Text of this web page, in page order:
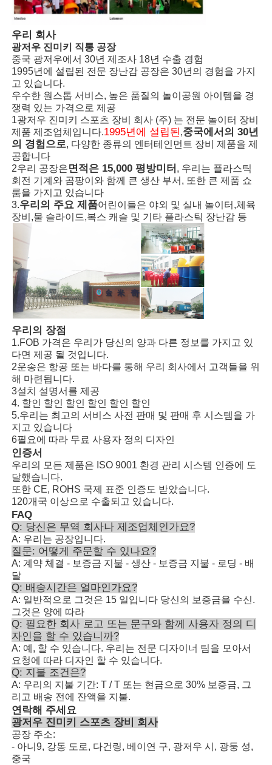
큰 물 슬라이드
워터파크 장비
로프 클라이밍 놀이터
목재 놀이터 장비
우리 회사
광저우 진미키 직통 공장
중국 광저우에서 30년 제조사 18년 수출 경험
1995년에 설립된 전문 장난감 공장은 30년의 경험을 가지
고 있습니다.
우수한 원스톱 서비스, 높은 품질의 놀이공원 아이템을 경
쟁력 있는 가격으로 제공
1광저우 진미키 스포츠 장비 회사 (주) 는 전문 놀이터 장비
제품 제조업체입니다.1995년에 설립된 ,중국에서의 30년
의 경험으로, 다양한 종류의 엔터테인먼트 장비 제품을 제
공합니다
2우리 공장은면적은 15,000 평방미터 , 우리는 플라스틱
회전 기계와 곰팡이와 함께 큰 생산 부서, 또한 큰 제품 쇼
룸을 가지고 있습니다
3.우리의 주요 제품어린이들은 야외 및 실내 놀이터,체육
장비,물 슬라이드,복스 캐슬 및 기타 플라스틱 장난감 등
우리의 장점
1.FOB 가격은 우리가 당신의 양과 다른 정보를 가지고 있
다면 제공 될 것입니다.
2운송은 항공 또는 바다를 통해 우리 회사에서 고객들을 위
해 마련됩니다.
3설치 설명서를 제공
4. 할인 할인 할인 할인 할인 할인
5.우리는 최고의 서비스 사전 판매 및 판매 후 시스템을 가
지고 있습니다
6필요에 따라 무료 사용자 정의 디자인
인증서
우리의 모든 제품은 ISO 9001 환경 관리 시스템 인증에 도
달했습니다.
또한 CE, ROHS 국제 표준 인증도 받았습니다.
120개국 이상으로 수출되고 있습니다.
FAQ
Q: 당신은 무역 회사나 제조업체인가요?
A: 우리는 공장입니다.
질문: 어떻게 주문할 수 있나요?
A: 계약 체결 - 보증금 지불 - 생산 - 보증금 지불 - 로딩 - 배
달
Q: 배송시간은 얼마인가요?
A: 일반적으로 그것은 15 일입니다 당신의 보증금을 수신.
그것은 양에 따라
Q: 필요한 회사 로고 또는 문구와 함께 사용자 정의 디
자인을 할 수 있습니까?
A: 예, 할 수 있습니다. 우리는 전문 디자이너 팀을 모아서
요청에 따라 디자인 할 수 있습니다.
Q: 지불 조건은?
A: 우리의 지불 기간: T / T 또는 현금으로 30% 보증금, 그
리고 배송 전에 잔액을 지불.
연락해 주세요
광저우 진미키 스포츠 장비 회사
공장 주소:
- 아니9, 강동 도로, 다건링, 베이연 구, 광저우 시, 광둥 성,
중국